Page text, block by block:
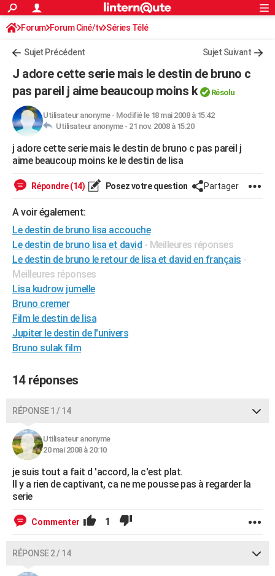
ACTUALITÉS
Politique
Société
Faits Divers
Education
Monde
Villes
+
Programme TV
Sorties cinéma
FINANCE
Retraite
Impôts
Epargne
Immobilier
Risques naturels par ville
Banque
Assurance
Crédit
AUTO
Essais
Réserver un essai
Citadines
Berlines
SUV
Forum auto
HIGH-TECH
Mobiles
Meilleur smartphone
Internet
Ordinateurs
Jeux vidéo
Guide high-tech
+BRICOLAGE
Forum
Aménagement intérieur
Extérieur
Cuisine
Salle de bains
Jardinage
Rangement
WEEK-END
Guides de France
Escapades
Patrimoine
Expositions
Musées
Week-end nature
+LIFESTYLE
Art de vivre
Bien-être
Loisirs
Mode
Modes de vie
SANTE
Alimentation
Guide de la santé
Maladies
Médicaments
Sommeil
VOYAGE
Destinations
City break
Voyage nature
Voyage de noces
Forum
Climat
+PHOTO
GUIDES D'ACHAT
BONS PLANS
Carte de Noël
Carte Bonne année
Carte Saint-Valentin
Carte Pâques
Carte d'anniversaire
DICTIONNAIRE
Dictionnaire
Biographies
Citations
Expressions
Proverbes
PROGRAMME TV
COPAINS D'AVANT
S'inscrire
Se connecter
Lycées
Collèges
Primaires
Universités
Entreprises
Service militaire
Avis de recherche
FORUM
S'inscrire
Connexion
Forum Forum Ciné/tv Séries Télé
Sujet Précédent Sujet Suivant
J adore cette serie mais le destin de bruno c
pas pareil j aime beaucoup moins k
Résolu
Utilisateur anonyme- Modifié le 18 mai 2008 à 15:42
Utilisateur anonyme - 21 nov. 2008 à 15:20
j adore cette serie mais le destin de bruno c pas pareil j
aime beaucoup moins ke le destin de lisa
Répondre (14) Posez votre question Partager
A voir également:
Le destin de bruno lisa accouche
Le destin de bruno lisa et david - Meilleures réponses
Le destin de bruno le retour de lisa et david en français -
Meilleures réponses
Lisa kudrow jumelle
Bruno cremer
Film le destin de lisa
Jupiter le destin de l'univers
Bruno sulak film
14 réponses
RÉPONSE 1 / 14
Utilisateur anonyme
20 mai 2008 à 20:10
je suis tout a fait d 'accord, la c'est plat.
Il y a rien de captivant, ca ne me pousse pas à regarder la
serie
Commenter 1
RÉPONSE 2 / 14